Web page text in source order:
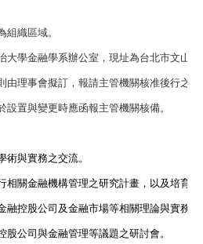
組織區域。
大學金融學系辦公室，現址為台北市文山
由理事會擬訂，報請主管機關核准後行之。
設置與變更時應函報主管機關核備。
術與實務之交流。
相關金融機構管理之研究計畫，以及培育
融控股公司及金融市場等相關理論與實務
股公司與金融管理等議題之研討會。